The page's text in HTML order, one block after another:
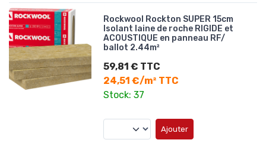
Rockwool Rockton SUPER 15cm
Isolant laine de roche RIGIDE et
ACOUSTIQUE en panneau RF/
ballot 2.44m²
59,81 € TTC
24,51 €/m² TTC
Stock: 37
Ajouter